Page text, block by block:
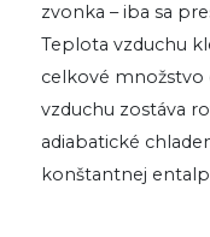
zvonka – iba sa
Teplota vzduchu
celkové
vzduchu zostáva
adiabatické
konštantnej